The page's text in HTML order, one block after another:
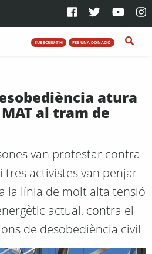
SUBSCRIU-T'HI FES UNA DONACIÓ
atura
al tram de
van protestar contra
tres activistes van penjar-
la línia de molt alta tensió
actual, contra el
de desobediència civil